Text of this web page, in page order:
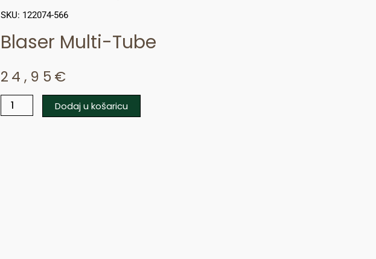
SKU: 122074-566
Blaser Multi-Tube
24,95 €
Blaser
Dodaj u košaricu